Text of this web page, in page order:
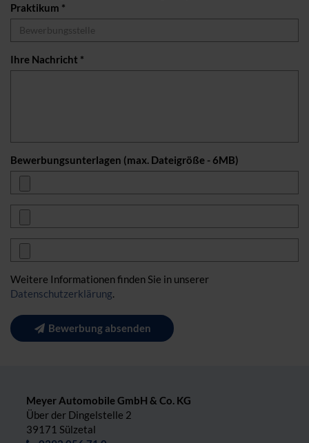
Praktikum *
Ihre Nachricht *
Bewerbungsunterlagen (max. Dateigröße - 6MB)
Weitere Informationen finden Sie in unserer
Datenschutzerklärung.
Bewerbung absenden
Meyer Automobile GmbH & Co. KG
Über der Dingelstelle 2
39171 Sülzetal